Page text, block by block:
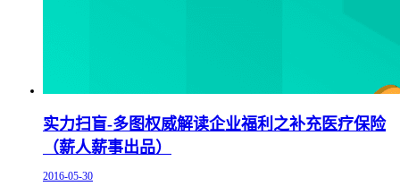
实力扫盲-多图权威解读企业福利之补充医疗保险
（薪人薪事出品）
2016-05-30